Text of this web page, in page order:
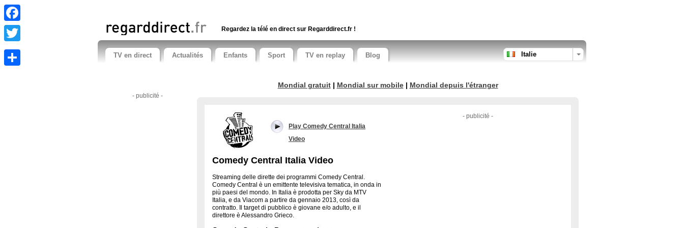
Facebook
Twitter
Regardez la télé en direct sur Regarddirect.fr !
TV en direct Actualités Enfants Sport TV en replay Blog Italie
- publicité -
Mondial gratuit| Mondial sur mobile| Mondial depuis l'étranger
- publicité -
Play Comedy Central Italia
Video
Comedy Central Italia Video
Streaming delle dirette dei programmi Comedy Central.
Comedy Central è un emittente televisiva tematica, in onda in
più paesi del mondo. In Italia è prodotta per Sky da MTV
Italia, e da Viacom a partire da gennaio 2013, così da
contratto. Il target di pubblico è giovane e/o adulto, e il
direttore è Alessandro Grieco.